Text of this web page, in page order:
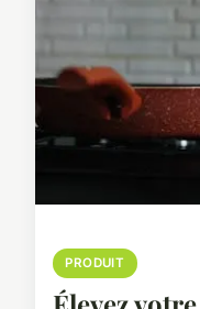
PRODUIT